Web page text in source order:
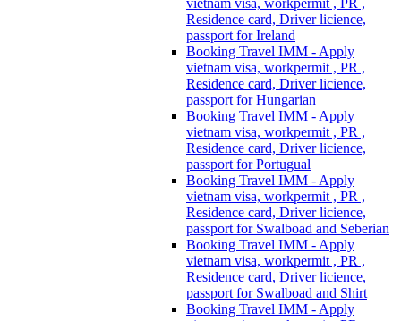
vietnam visa, workpermit , PR ,
Residence card, Driver licience,
passport for Ireland
Booking Travel IMM - Apply
vietnam visa, workpermit , PR ,
Residence card, Driver licience,
passport for Hungarian
Booking Travel IMM - Apply
vietnam visa, workpermit , PR ,
Residence card, Driver licience,
passport for Portugual
Booking Travel IMM - Apply
vietnam visa, workpermit , PR ,
Residence card, Driver licience,
passport for Swalboad and Seberian
Booking Travel IMM - Apply
vietnam visa, workpermit , PR ,
Residence card, Driver licience,
passport for Swalboad and Shirt
Booking Travel IMM - Apply